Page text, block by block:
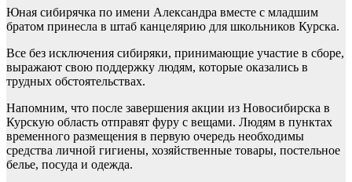
Юная сибирячка по имени Александра вместе с младшим
братом принесла в штаб канцелярию для школьников Курска.
Все без исключения сибиряки, принимающие участие в сборе,
выражают свою поддержку людям, которые оказались в
трудных обстоятельствах.
Напомним, что после завершения акции из Новосибирска в
Курскую область отправят фуру с вещами. Людям в пунктах
временного размещения в первую очередь необходимы
средства личной гигиены, хозяйственные товары, постельное
белье, посуда и одежда.